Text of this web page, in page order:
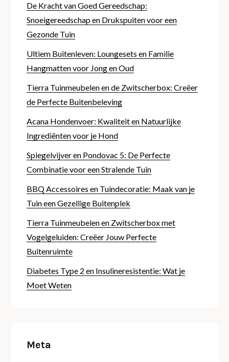
De Kracht van Goed Gereedschap:
Snoeigereedschap en Drukspuiten voor een
Gezonde Tuin
Ultiem Buitenleven: Loungesets en Familie
Hangmatten voor Jong en Oud
Tierra Tuinmeubelen en de Zwitscherbox: Creëer
de Perfecte Buitenbeleving
Acana Hondenvoer: Kwaliteit en Natuurlijke
Ingrediënten voor je Hond
Spiegelvijver en Pondovac 5: De Perfecte
Combinatie voor een Stralende Tuin
BBQ Accessoires en Tuindecoratie: Maak van je
Tuin een Gezellige Buitenplek
Tierra Tuinmeubelen en Zwitscherbox met
Vogelgeluiden: Creëer Jouw Perfecte
Buitenruimte
Diabetes Type 2 en Insulineresistentie: Wat je
Moet Weten
Meta